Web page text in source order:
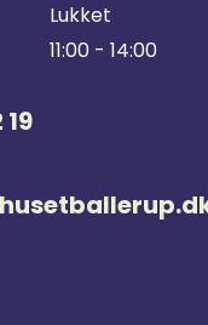
Lukket
11:00 - 14:00
19